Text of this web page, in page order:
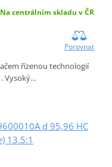
Na centrálním skladu v ČR
Porovnat
řízenou technologií
Vysoký…
d 95,96 HC
13.5:1